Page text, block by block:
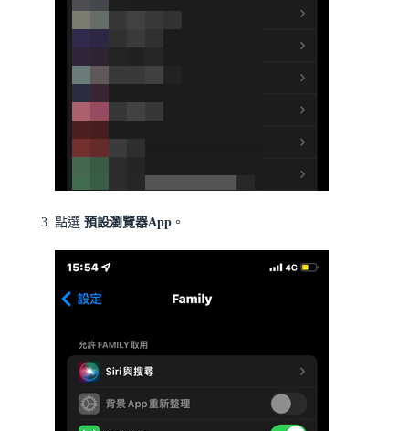
點選 預設瀏覽器App 。